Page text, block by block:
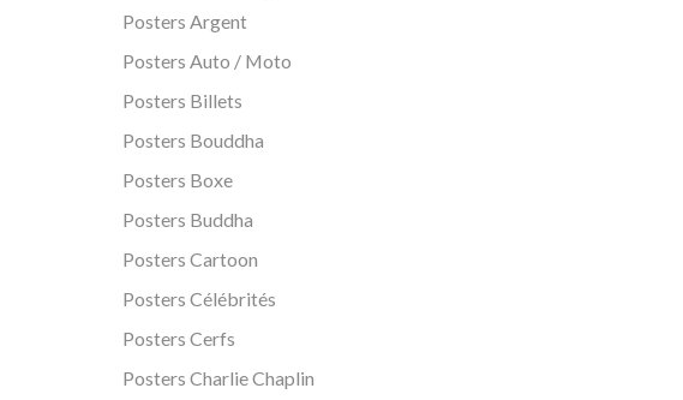
Posters Argent
Posters Auto / Moto
Posters Billets
Posters Bouddha
Posters Boxe
Posters Buddha
Posters Cartoon
Posters Célébrités
Posters Cerfs
Posters Charlie Chaplin